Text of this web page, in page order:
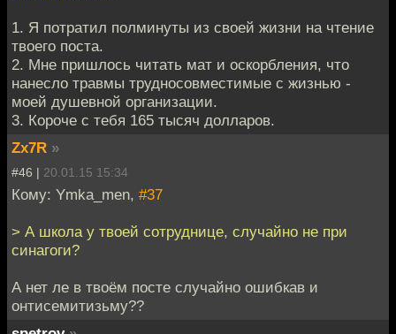
1. Я потратил полминуты из своей жизни на чтение
твоего поста.
2. Мне пришлось читать мат и оскорбления, что
нанесло травмы трудносовместимые с жизнью -
моей душевной организации.
3. Короче с тебя 165 тысяч долларов.
Zx7R »
#46 | 20.01.15 15:34
Кому: Ymka_men, #37
> А школа у твоей сотруднице, случайно не при
синагоги?
А нет ле в твоём посте случайно ошибкав и
онтисемитизьму??